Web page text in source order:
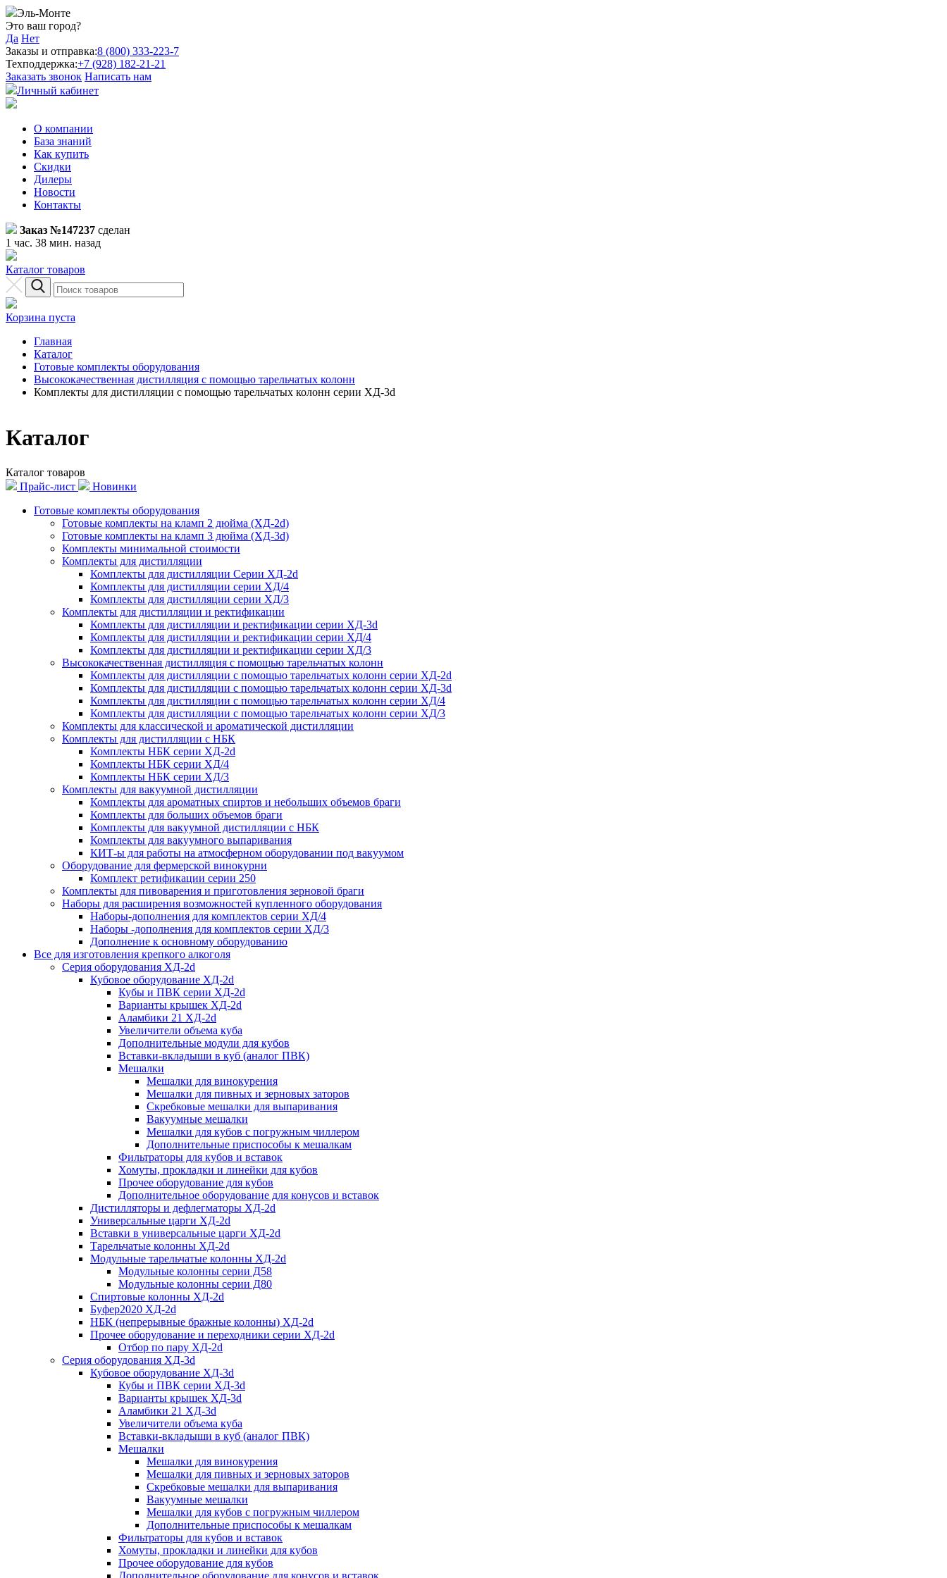
Эль-Монте
Это ваш город?
Да Нет
Заказы и отправка:8 (800) 333-223-7
Техподдержка:+7 (928) 182-21-21
Заказать звонок Написать нам
Личный кабинет
О компании
База знаний
Как купить
Скидки
Дилеры
Новости
Контакты
Заказ №147237 сделан
1 час. 38 мин. назад
Каталог товаров
Корзина пуста
Главная
Каталог
Готовые комплекты оборудования
Высококачественная дистилляция с помощью тарельчатых колонн
Комплекты для дистилляции с помощью тарельчатых колонн серии ХД-3d
Каталог
Каталог товаров
Прайс-лист
Новинки
Готовые комплекты оборудования
Готовые комплекты на кламп 2 дюйма (ХД-2d)
Готовые комплекты на кламп 3 дюйма (ХД-3d)
Комплекты минимальной стоимости
Комплекты для дистилляции
Комплекты для дистилляции Серии ХД-2d
Комплекты для дистилляции серии ХД/4
Комплекты для дистилляции серии ХД/3
Комплекты для дистилляции и ректификации
Комплекты для дистилляции и ректификации серии ХД-3d
Комплекты для дистилляции и ректификации серии ХД/4
Комплекты для дистилляции и ректификации серии ХД/3
Высококачественная дистилляция с помощью тарельчатых колонн
Комплекты для дистилляции с помощью тарельчатых колонн серии ХД-2d
Комплекты для дистилляции с помощью тарельчатых колонн серии ХД-3d
Комплекты для дистилляции с помощью тарельчатых колонн серии ХД/4
Комплекты для дистилляции с помощью тарельчатых колонн серии ХД/3
Комплекты для классической и ароматической дистилляции
Комплекты для дистилляции с НБК
Комплекты НБК серии ХД-2d
Комплекты НБК серии ХД/4
Комплекты НБК серии ХД/3
Комплекты для вакуумной дистилляции
Комплекты для ароматных спиртов и небольших объемов браги
Комплекты для больших объемов браги
Комплекты для вакуумной дистилляции с НБК
Комплекты для вакуумного выпаривания
КИТ-ы для работы на атмосферном оборудовании под вакуумом
Оборудование для фермерской винокурни
Комплект ретификации серии 250
Комплекты для пивоварения и приготовления зерновой браги
Наборы для расширения возможностей купленного оборудования
Наборы-дополнения для комплектов серии ХД/4
Наборы -дополнения для комплектов серии ХД/3
Дополнение к основному оборудованию
Все для изготовления крепкого алкоголя
Серия оборудования ХД-2d
Кубовое оборудование ХД-2d
Кубы и ПВК серии ХД-2d
Варианты крышек ХД-2d
Аламбики 21 ХД-2d
Увеличители объема куба
Дополнительные модули для кубов
Вставки-вкладыши в куб (аналог ПВК)
Мешалки
Мешалки для винокурения
Мешалки для пивных и зерновых заторов
Скребковые мешалки для выпаривания
Вакуумные мешалки
Мешалки для кубов с погружным чиллером
Дополнительные приспособы к мешалкам
Фильтраторы для кубов и вставок
Хомуты, прокладки и линейки для кубов
Прочее оборудование для кубов
Дополнительное оборудование для конусов и вставок
Дистилляторы и дефлегматоры ХД-2d
Универсальные царги ХД-2d
Вставки в универсальные царги ХД-2d
Тарельчатые колонны ХД-2d
Модульные тарельчатые колонны ХД-2d
Модульные колонны серии Д58
Модульные колонны серии Д80
Спиртовые колонны ХД-2d
Буфер2020 ХД-2d
НБК (непрерывные бражные колонны) ХД-2d
Прочее оборудование и переходники серии ХД-2d
Отбор по пару ХД-2d
Серия оборудования ХД-3d
Кубовое оборудование ХД-3d
Кубы и ПВК серии ХД-3d
Варианты крышек ХД-3d
Аламбики 21 ХД-3d
Увеличители объема куба
Вставки-вкладыши в куб (аналог ПВК)
Мешалки
Мешалки для винокурения
Мешалки для пивных и зерновых заторов
Скребковые мешалки для выпаривания
Вакуумные мешалки
Мешалки для кубов с погружным чиллером
Дополнительные приспособы к мешалкам
Фильтраторы для кубов и вставок
Хомуты, прокладки и линейки для кубов
Прочее оборудование для кубов
Дополнительное оборудование для конусов и вставок